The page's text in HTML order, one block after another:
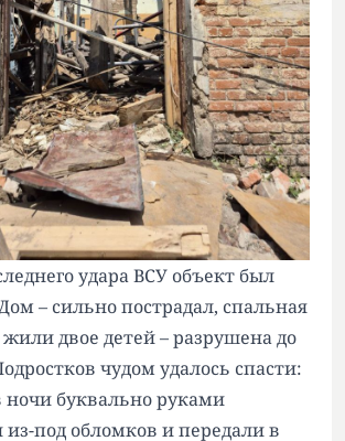
удара ВСУ объект был
– сильно пострадал, спальная
жили двое детей – разрушена до
чудом удалось спасти:
буквально руками
под обломков и передали в